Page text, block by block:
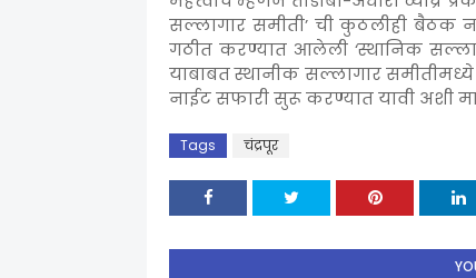
सल्लागार समीती’ ची कुठलीही बैठक
गठीत करण्यात आलेली ‘स्थानिक
याबाबत स्थानीक सल्लागार
नाईट सफारी सुरू करण्यात यावी अशी
Tags चंद्रपूर